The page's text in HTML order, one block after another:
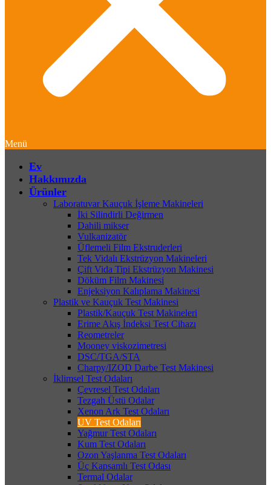
Menü
Ev
Hakkımızda
Ürünler
Laboratuvar Kauçuk İşleme Makineleri
İki Silindirli Değirmen
Dahili mikser
Vulkanizatör
Üflemeli Film Ekstruderleri
Tek Vidalı Ekstrüzyon Makineleri
Çift Vida Tipi Ekstrüzyon Makinesi
Döküm Film Makinesi
Enjeksiyon Kalıplama Makinesi
Plastik ve Kauçuk Test Makinesi
Plastik/Kauçuk Test Makineleri
Erime Akış İndeksi Test Cihazı
Reometreler
Mooney viskozimetresi
DSC/TGA/STA
Charpy/IZOD Darbe Test Makinesi
İklimsel Test Odaları
Çevresel Test Odaları
Tezgah Üstü Odalar
Xenon Ark Test Odaları
UV Test Odaları
Yağmur Test Odaları
Kum Test Odaları
Ozon Yaşlanma Test Odaları
Üç Kapsamlı Test Odası
Termal Odalar